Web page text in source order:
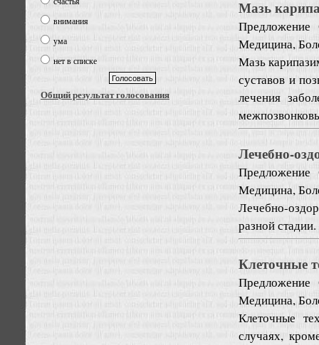
внимания
ума
нет в списке
Общий результат голосования
Мазь
Предложение
Медицина,
Мазь
суставов и
лечения
Лечебно-
Предложение
Медицина,
Лечебно-
разной
Клеточные
Предложение
Медицина,
Клеточные
случаях,